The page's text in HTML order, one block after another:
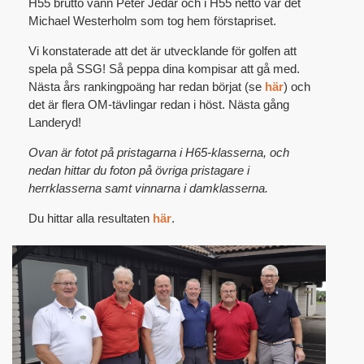
H55 brutto vann Peter Jedar och i H55 netto var det
Michael Westerholm som tog hem förstapriset.
Vi konstaterade att det är utvecklande för golfen att
spela på SSG! Så peppa dina kompisar att gå med.
Nästa års rankingpoäng har redan börjat (se här) och
det är flera OM-tävlingar redan i höst. Nästa gång
Landeryd!
Ovan är fotot på pristagarna i H65-klasserna, och
nedan hittar du foton på övriga pristagare i
herrklasserna samt vinnarna i damklasserna.
Du hittar alla resultaten här.